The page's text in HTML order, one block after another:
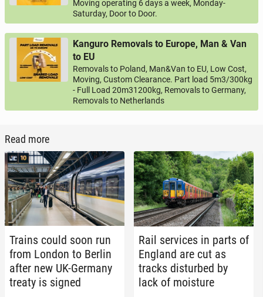
Moving operating 6 days a week, Monday-
Saturday, Door to Door.
Kanguro Removals to Europe, Man & Van
to EU
Removals to Poland, Man&Van to EU, Low Cost,
Moving, Custom Clearance. Part load 5m3/300kg
- Full Load 20m31200kg, Removals to Germany,
Removals to Netherlands
Read more
Trains could soon run
from London to Berlin
after new UK-Germany
treaty is signed
Rail ser­vices in parts of
England are cut as
tracks dis­turbed by
lack of mois­ture